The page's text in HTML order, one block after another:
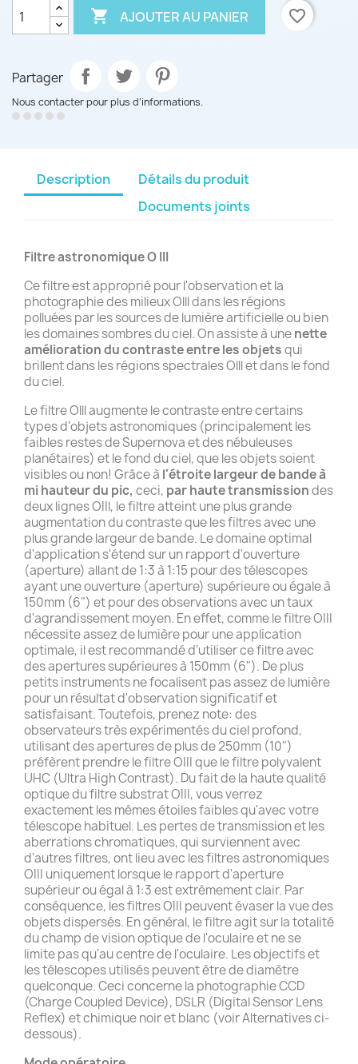
 AJOUTER AU PANIER favorite_border
Partager
Nous contacter pour plus d’informations.
Description
Détails du produit
Documents joints
Filtre astronomique O III
Ce filtre est approprié pour l'observation et la
photographie des milieux Olll dans les régions
polluées par les sources de lumière artificielle ou bien
les domaines sombres du ciel. On assiste à unenette
amélioration du contrasteentre les objetsqui
brillent dans les régions spectrales Olll et dans le fond
du ciel.
Le filtre Olll augmente le contraste entre certains
types d'objets astronomiques (principalement les
faibles restes de Supernova et des nébuleuses
planétaires) et le fond du ciel, que les objets soient
visibles ou non! Grâce à l'étroite largeur de bande à
mi hauteur du pic, ceci, par haute transmissiondes
deux lignes OIIl, le filtre atteint une plus grande
augmentation du contraste que les filtres avec une
plus grande largeur de bande. Le domaine optimal
d'application s'étend sur un rapport d'ouverture
(aperture) allant de 1:3 à 1:15 pour des télescopes
ayant une ouverture (aperture) supérieure ou égale à
150mm (6") et pour des observations avec un taux
d'agrandissement moyen. En effet, comme le filtre OIII
nécessite assez de lumière pour une application
optimale, il est recommandé d'utiliser ce filtre avec
des apertures supérieures à 150mm (6"). De plus
petits instruments ne focalisent pas assez de lumière
pour un résultat d'observation significatif et
satisfaisant. Toutefois, prenez note: des
observateurs très expérimentés du ciel profond,
utilisant des apertures de plus de 250mm (10")
préfèrent prendre le filtre OIII que le filtre polyvalent
UHC (Ultra High Contrast). Du fait de la haute qualité
optique du filtre substrat OIII, vous verrez
exactement les mêmes étoiles faibles qu'avec votre
télescope habituel. Les pertes de transmission et les
aberrations chromatiques, qui surviennent avec
d'autres filtres, ont lieu avec les filtres astronomiques
OIII uniquement lorsque le rapport d'aperture
supérieur ou égal à 1:3 est extrêmement clair. Par
conséquence, les filtres OIII peuvent évaser la vue des
objets dispersés. En général, le filtre agit sur la totalité
du champ de vision optique de l'oculaire et ne se
limite pas qu'au centre de l'oculaire. Les objectifs et
les télescopes utilisés peuvent être de diamètre
quelconque. Ceci concerne la photographie CCD
(Charge Coupled Device), DSLR (Digital Sensor Lens
Reflex) et chimique noir et blanc (voir Alternatives ci-
dessous).